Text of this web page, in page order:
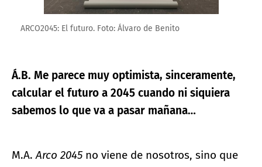
ARCO2045: El futuro. Foto: Álvaro de Benito
Á.B. Me parece muy optimista, sinceramente,
calcular el futuro a 2045 cuando ni siquiera
sabemos lo que va a pasar mañana…
M.A.Arco 2045 no viene de nosotros, sino que